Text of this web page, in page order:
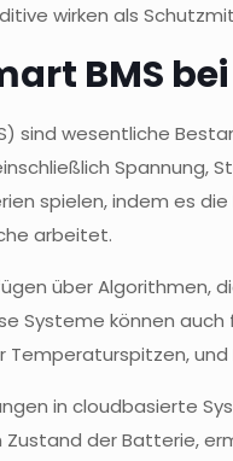
wirken als
BMS
sind wesentliche
Spannung,
spielen, indem es
arbeitet.
über Algorithmen,
Systeme können
in cloudbasierte
Zustand der Batterie,